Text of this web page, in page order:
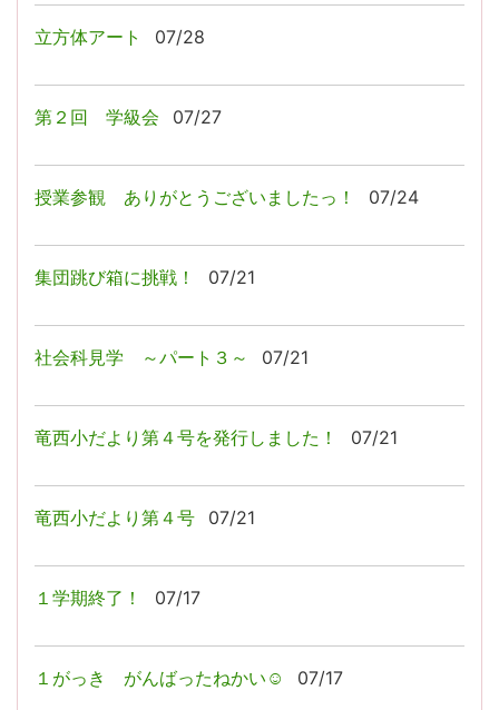
立方体アート 07/28
第２回 学級会 07/27
授業参観 ありがとうございましたっ！ 07/24
集団跳び箱に挑戦！ 07/21
社会科見学 ～パート３～ 07/21
竜西小だより第４号を発行しました！ 07/21
竜西小だより第４号 07/21
１学期終了！ 07/17
１がっき がんばったねかい☺ 07/17